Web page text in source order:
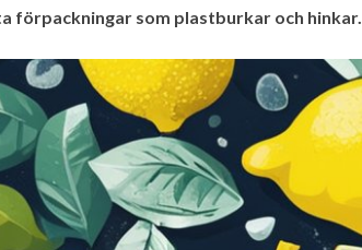
förpackningar som plastburkar och hinkar.